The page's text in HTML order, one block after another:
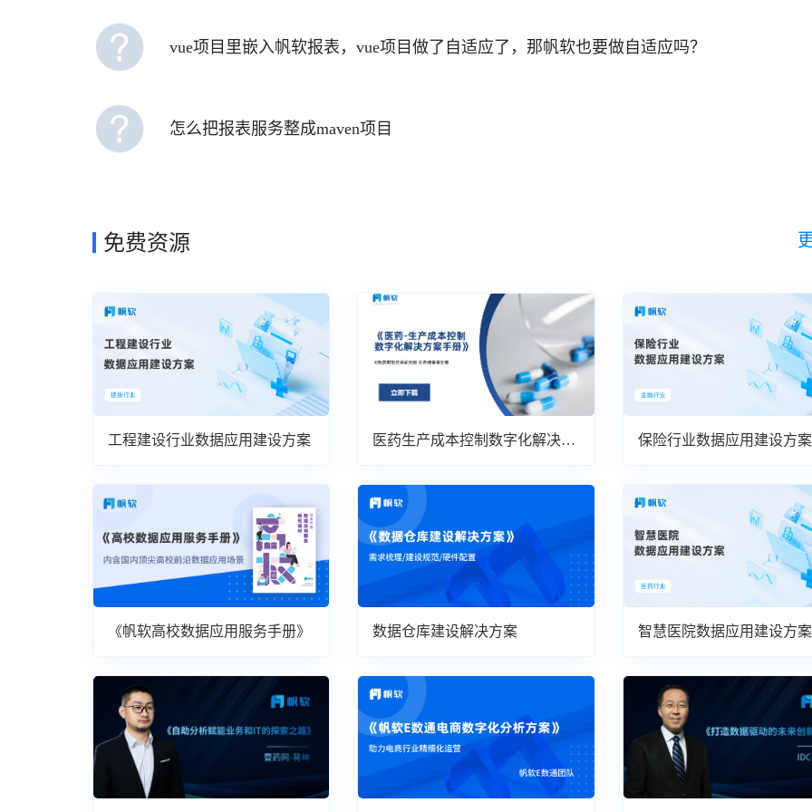
vue项目里嵌入帆软报表，vue项目做了自适应了，那帆软也要做自适应吗？
怎么把报表服务整成maven项目
免费资源
工程建设行业数据应用建设方案
医药生产成本控制数字化解决方
保险行业数据应用建设方案
《帆软高校数据应用服务手册》 数据仓库建设解决方案 智慧医院数据应用建设方案